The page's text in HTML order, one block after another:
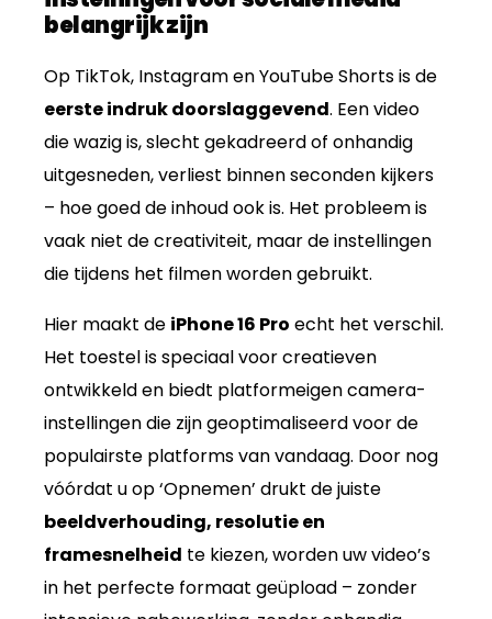
belangrijk zijn
Op TikTok, Instagram en YouTube Shorts is de
eerste indruk doorslaggevend. Een video
die wazig is, slecht gekadreerd of onhandig
uitgesneden, verliest binnen seconden kijkers
– hoe goed de inhoud ook is. Het probleem is
vaak niet de creativiteit, maar de instellingen
die tijdens het filmen worden gebruikt.
Hier maakt de iPhone 16 Pro echt het verschil.
Het toestel is speciaal voor creatieven
ontwikkeld en biedt platformeigen camera-
instellingen die zijn geoptimaliseerd voor de
populairste platforms van vandaag. Door nog
vóórdat u op ‘Opnemen’ drukt de juiste
beeldverhouding, resolutie en
framesnelheid te kiezen, worden uw video’s
in het perfecte formaat geüpload – zonder